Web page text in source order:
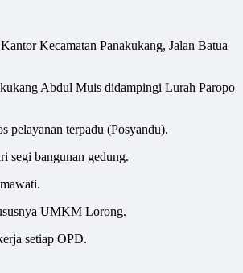
Kecamatan Panakukang, Jalan Batua
Abdul Muis didampingi Lurah Paropo
pelayanan terpadu (Posyandu).
segi bangunan gedung.
UMKM Lorong.
setiap OPD.